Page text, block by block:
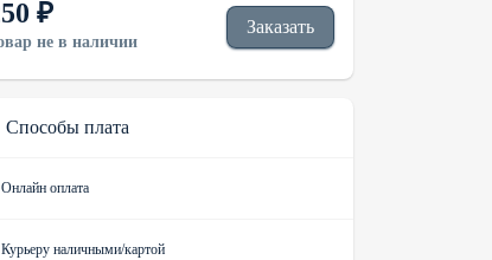
₽
не в наличии
Заказать
Способы плата
Онлайн оплата
Курьеру наличными/картой